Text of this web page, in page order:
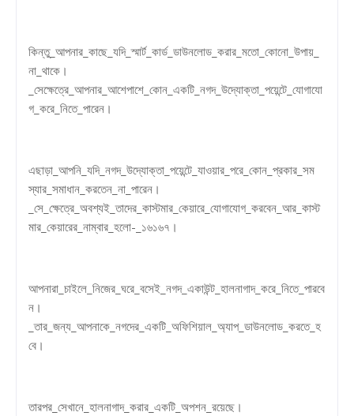
কিন্তু_আপনার_কাছে_যদি_স্মার্ট_কার্ড_ডাউনলোড_করার_মতো_কোনো_উপায়_
না_থাকে।
_সেক্ষেত্রে_আপনার_আশেপাশে_কোন_একটি_নগদ_উদ্যোক্তা_পয়েন্টে_যোগাযো
গ_করে_নিতে_পারেন।
এছাড়া_আপনি_যদি_নগদ_উদ্যোক্তা_পয়েন্টে_যাওয়ার_পরে_কোন_প্রকার_সম
স্যার_সমাধান_করতেন_না_পারেন।
_সে_ক্ষেত্রে_অবশ্যই_তাদের_কাস্টমার_কেয়ারে_যোগাযোগ_করবেন_আর_কাস্ট
মার_কেয়ারের_নাম্বার_হলো-_১৬১৬৭।
আপনারা_চাইলে_নিজের_ঘরে_বসেই_নগদ_একাউন্ট_হালনাগাদ_করে_নিতে_পারবে
ন।
_তার_জন্য_আপনাকে_নগদের_একটি_অফিশিয়াল_অ্যাপ_ডাউনলোড_করতে_হ
বে।
তারপর_সেখানে_হালনাগাদ_করার_একটি_অপশন_রয়েছে।